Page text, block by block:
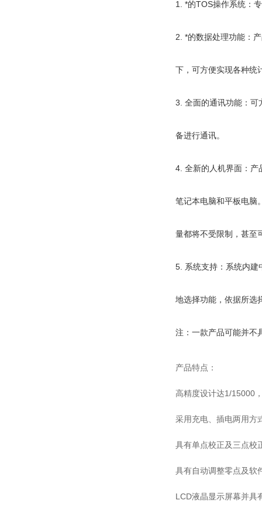
1. *的TOS操作系统：
2. *的数据处理功能：
下，可方便实现各种统
3. 全面的通讯功能：可
备进行通讯。
4. 全新的人机界面：
笔记本电脑和平板电脑
量都将不受限制，甚至
5. 系统支持：系统内建
地选择功能，依据所选
注：一款产品可能并不
产品特点：
高精度设计达1/15000
采用充电、插电两用方
具有单点校正及三点校
具有自动调整零点及软
LCD液晶显示屏幕并具